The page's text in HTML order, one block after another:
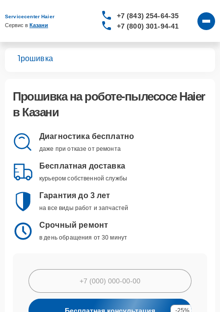
Servicecenter Haier
Сервис в Казани
+7 (843) 254-64-35
+7 (800) 301-94-41
Прошивка
Прошивкана роботе-пылесосе Haier
в Казани
Диагностика бесплатно
даже при отказе от ремонта
Бесплатная доставка
курьером собственной службы
Гарантия до 3 лет
на все виды работ и запчастей
Срочный ремонт
в день обращения от 30 минут
-25%